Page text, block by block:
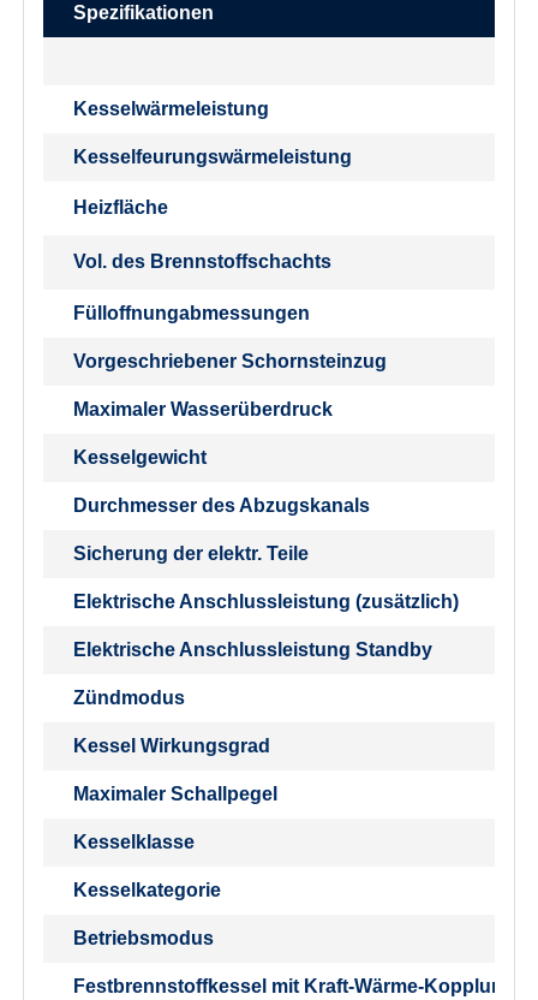
Spezifikationen
Kesselwärmeleistung
Kesselfeurungswärmeleistung
Heizfläche
Vol. des Brennstoffschachts
Fülloffnungabmessungen
Vorgeschriebener Schornsteinzug
Maximaler Wasserüberdruck
Kesselgewicht
Durchmesser des Abzugskanals
Sicherung der elektr. Teile
Elektrische Anschlussleistung (zusätzlich)
Elektrische Anschlussleistung Standby
Zündmodus
Kessel Wirkungsgrad
Maximaler Schallpegel
Kesselklasse
Kesselkategorie
Betriebsmodus
Festbrennstoffkessel mit Kraft-Wärme-Kopplung